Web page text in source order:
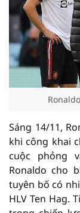
Sáng 14/11,
khi công khai
cuộc phỏng
Ronaldo cho
tuyên bố có
HLV Ten Hag.